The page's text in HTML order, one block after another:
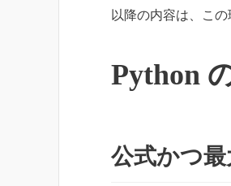
以降の内容は、こ
Python
公式かつ